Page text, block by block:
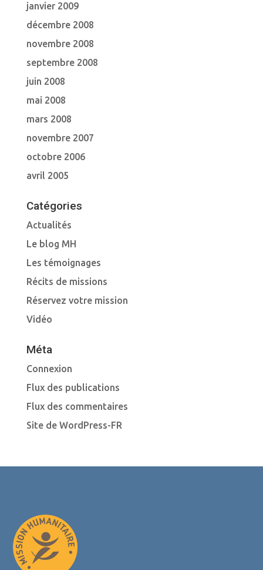
janvier 2009
décembre 2008
novembre 2008
septembre 2008
juin 2008
mai 2008
mars 2008
novembre 2007
octobre 2006
avril 2005
Catégories
Actualités
Le blog MH
Les témoignages
Récits de missions
Réservez votre mission
Vidéo
Méta
Connexion
Flux des publications
Flux des commentaires
Site de WordPress-FR